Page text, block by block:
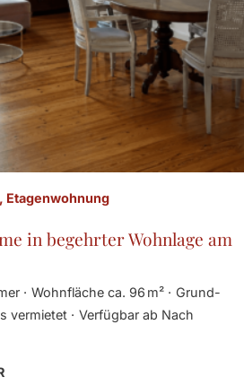
Etagenwohnung
in begehrter Wohnlage am
Wohnfläche ca. 96 m²
Grund­
vermietet
Verfügbar ab Nach